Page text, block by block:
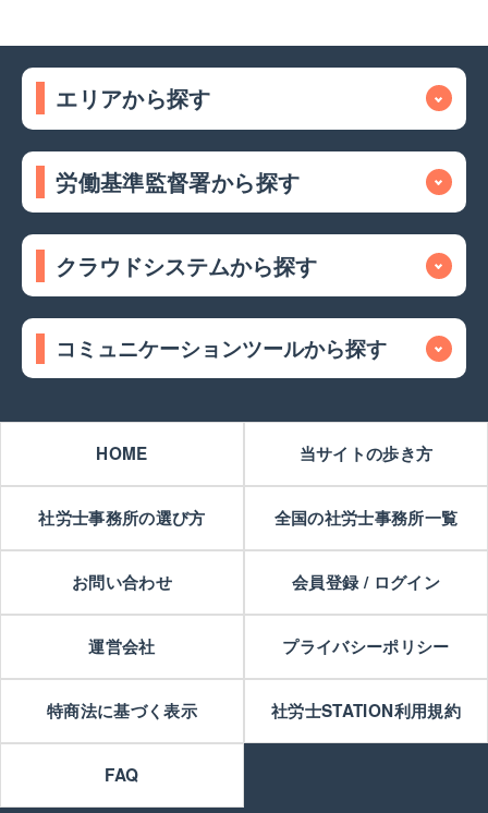
エリアから探す
労働基準監督署から探す
クラウドシステムから探す
コミュニケーションツールから探す
HOME 当サイトの歩き方
社労士事務所の選び方 全国の社労士事務所一覧
お問い合わせ 会員登録 / ログイン
運営会社 プライバシーポリシー
特商法に基づく表示 社労士STATION利用規約
FAQ